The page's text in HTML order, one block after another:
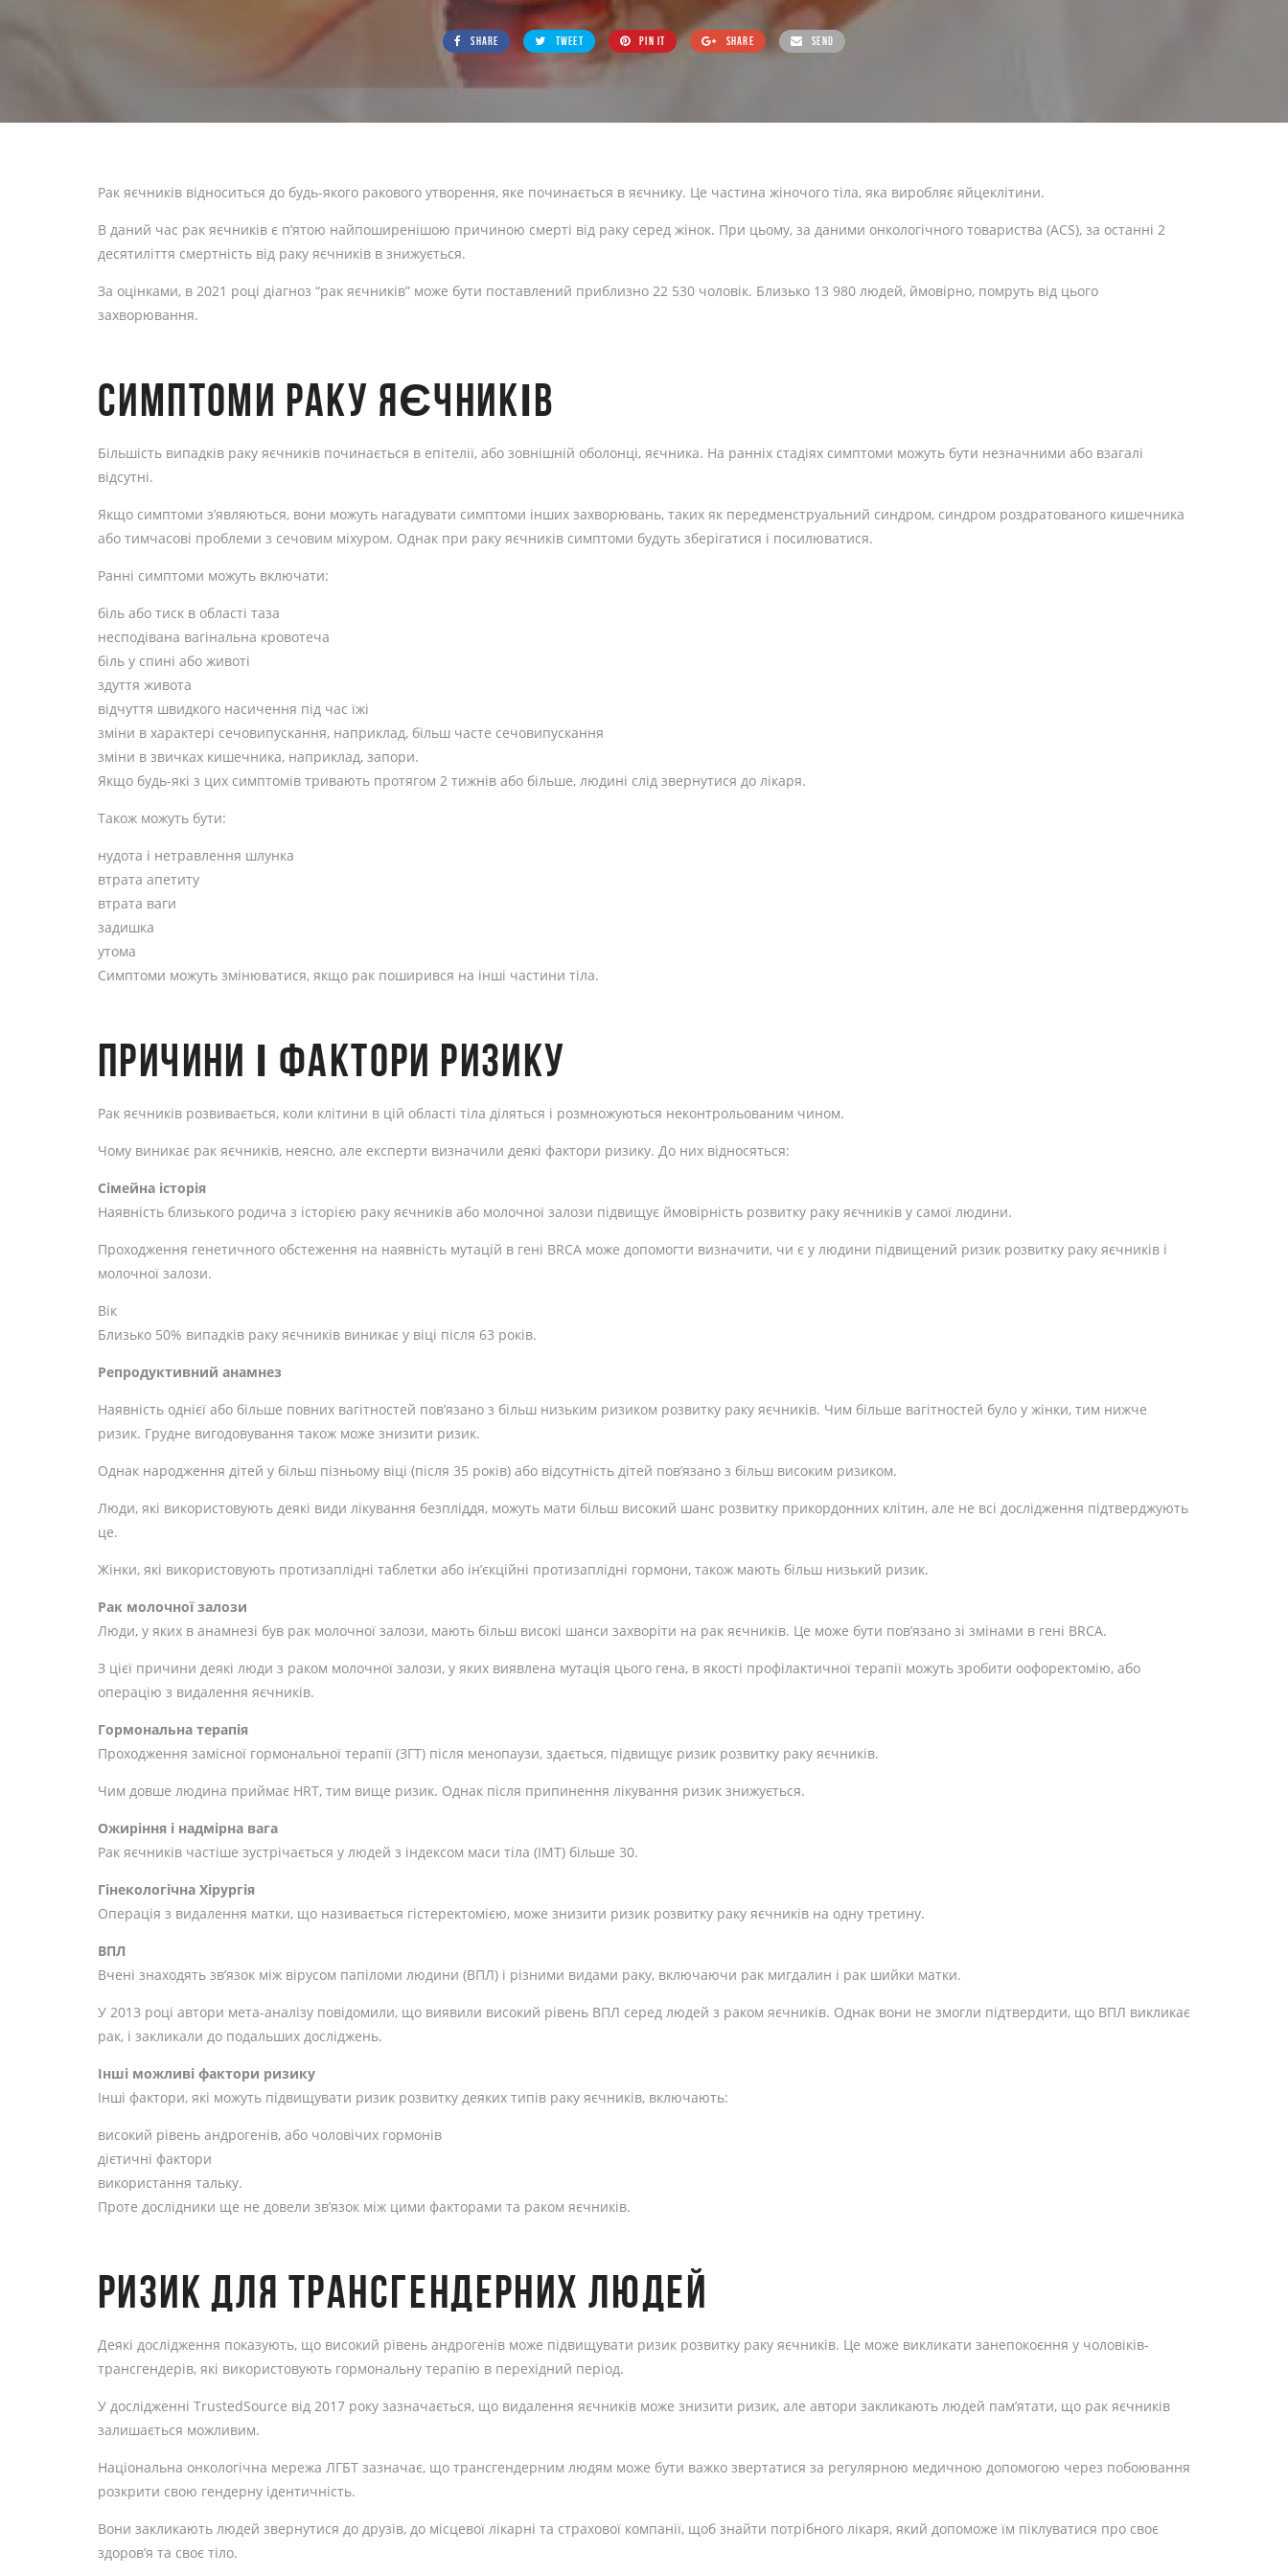
SHARE TWEET PIN IT SHARE SEND
Рак яєчників відноситься до будь-якого ракового утворення, яке починається в яєчнику. Це частина жіночого тіла, яка виробляє яйцеклітини.
В даний час рак яєчників є п’ятою найпоширенішою причиною смерті від раку серед жінок. При цьому, за даними онкологічного товариства (ACS), за останні 2
десятиліття смертність від раку яєчників в знижується.
За оцінками, в 2021 році діагноз “рак яєчників” може бути поставлений приблизно 22 530 чоловік. Близько 13 980 людей, ймовірно, помруть від цього
захворювання.
СИМПТОМИ РАКУ ЯЄЧНИКІВ
Більшість випадків раку яєчників починається в епітелії, або зовнішній оболонці, яєчника. На ранніх стадіях симптоми можуть бути незначними або взагалі
відсутні.
Якщо симптоми з’являються, вони можуть нагадувати симптоми інших захворювань, таких як передменструальний синдром, синдром роздратованого кишечника
або тимчасові проблеми з сечовим міхуром. Однак при раку яєчників симптоми будуть зберігатися і посилюватися.
Ранні симптоми можуть включати:
біль або тиск в області таза
несподівана вагінальна кровотеча
біль у спині або животі
здуття живота
відчуття швидкого насичення під час їжі
зміни в характері сечовипускання, наприклад, більш часте сечовипускання
зміни в звичках кишечника, наприклад, запори.
Якщо будь-які з цих симптомів тривають протягом 2 тижнів або більше, людині слід звернутися до лікаря.
Також можуть бути:
нудота і нетравлення шлунка
втрата апетиту
втрата ваги
задишка
утома
Симптоми можуть змінюватися, якщо рак поширився на інші частини тіла.
ПРИЧИНИ І ФАКТОРИ РИЗИКУ
Рак яєчників розвивається, коли клітини в цій області тіла діляться і розмножуються неконтрольованим чином.
Чому виникає рак яєчників, неясно, але експерти визначили деякі фактори ризику. До них відносяться:
Сімейна історія
Наявність близького родича з історією раку яєчників або молочної залози підвищує ймовірність розвитку раку яєчників у самої людини.
Проходження генетичного обстеження на наявність мутацій в гені BRCA може допомогти визначити, чи є у людини підвищений ризик розвитку раку яєчників і
молочної залози.
Вік
Близько 50% випадків раку яєчників виникає у віці після 63 років.
Репродуктивний анамнез
Наявність однієї або більше повних вагітностей пов’язано з більш низьким ризиком розвитку раку яєчників. Чим більше вагітностей було у жінки, тим нижче
ризик. Грудне вигодовування також може знизити ризик.
Однак народження дітей у більш пізньому віці (після 35 років) або відсутність дітей пов’язано з більш високим ризиком.
Люди, які використовують деякі види лікування безпліддя, можуть мати більш високий шанс розвитку прикордонних клітин, але не всі дослідження підтверджують
це.
Жінки, які використовують протизаплідні таблетки або ін’єкційні протизаплідні гормони, також мають більш низький ризик.
Рак молочної залози
Люди, у яких в анамнезі був рак молочної залози, мають більш високі шанси захворіти на рак яєчників. Це може бути пов’язано зі змінами в гені BRCA.
З цієї причини деякі люди з раком молочної залози, у яких виявлена мутація цього гена, в якості профілактичної терапії можуть зробити оофоректомію, або
операцію з видалення яєчників.
Гормональна терапія
Проходження замісної гормональної терапії (ЗГТ) після менопаузи, здається, підвищує ризик розвитку раку яєчників.
Чим довше людина приймає HRT, тим вище ризик. Однак після припинення лікування ризик знижується.
Ожиріння і надмірна вага
Рак яєчників частіше зустрічається у людей з індексом маси тіла (ІМТ) більше 30.
Гінекологічна Хірургія
Операція з видалення матки, що називається гістеректомією, може знизити ризик розвитку раку яєчників на одну третину.
ВПЛ
Вчені знаходять зв’язок між вірусом папіломи людини (ВПЛ) і різними видами раку, включаючи рак мигдалин і рак шийки матки.
У 2013 році автори мета-аналізу повідомили, що виявили високий рівень ВПЛ серед людей з раком яєчників. Однак вони не змогли підтвердити, що ВПЛ викликає
рак, і закликали до подальших досліджень.
Інші можливі фактори ризику
Інші фактори, які можуть підвищувати ризик розвитку деяких типів раку яєчників, включають:
високий рівень андрогенів, або чоловічих гормонів
дієтичні фактори
використання тальку.
Проте дослідники ще не довели зв’язок між цими факторами та раком яєчників.
РИЗИК ДЛЯ ТРАНСГЕНДЕРНИХ ЛЮДЕЙ
Деякі дослідження показують, що високий рівень андрогенів може підвищувати ризик розвитку раку яєчників. Це може викликати занепокоєння у чоловіків-
трансгендерів, які використовують гормональну терапію в перехідний період.
У дослідженні TrustedSource від 2017 року зазначається, що видалення яєчників може знизити ризик, але автори закликають людей пам’ятати, що рак яєчників
залишається можливим.
Національна онкологічна мережа ЛГБТ зазначає, що трансгендерним людям може бути важко звертатися за регулярною медичною допомогою через побоювання
розкрити свою гендерну ідентичність.
Вони закликають людей звернутися до друзів, до місцевої лікарні та страхової компанії, щоб знайти потрібного лікаря, який допоможе їм піклуватися про своє
здоров’я та своє тіло.